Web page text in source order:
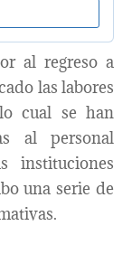
al regreso a
las labores
cual se han
al personal
instituciones
una serie de